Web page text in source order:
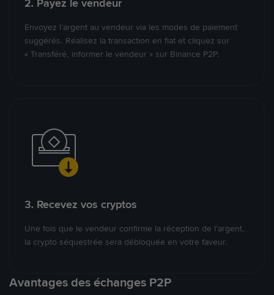
2. Payez le vendeur
Envoyez l’argent au vendeur via les modes de paiement
suggérés. Réalisez la transaction en fiat et cliquez sur
« Transféré, informer le vendeur » sur Binance P2P.
3. Recevez vos cryptos
Une fois que le vendeur confirme la réception de l’argent,
la crypto séquestrée sera débloquée en votre faveur.
Avantages des échanges P2P